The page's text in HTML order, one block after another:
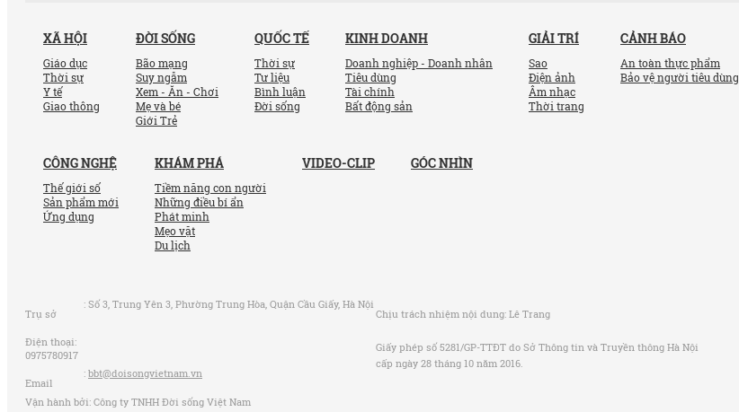
XÃ HỘI
Giáo dục
Thời sự
Y tế
Giao thông
ĐỜI SỐNG
Bão mạng
Suy ngẫm
Xem - Ăn - Chơi
Mẹ và bé
Giới Trẻ
QUỐC TẾ
Thời sự
Tư liệu
Bình luận
Đời sống
KINH DOANH
Doanh nghiệp - Doanh nhân
Tiêu dùng
Tài chính
Bất động sản
GIẢI TRÍ
Sao
Điện ảnh
Âm nhạc
Thời trang
CẢNH BÁO
An toàn thực phẩm
Bảo vệ người tiêu dùng
CÔNG NGHỆ
Thế giới số
Sản phẩm mới
Ứng dụng
KHÁM PHÁ
Tiềm năng con người
Những điều bí ẩn
Phát minh
Mẹo vặt
Du lịch
VIDEO-CLIP GÓC NHÌN
Trụ sở
: Số 3, Trung Yên 3, Phường Trung Hòa, Quận Cầu Giấy, Hà Nội
Điện thoại:
0975780917
Email
: bbt@doisongvietnam.vn
Vận hành bởi: Công ty TNHH Đời sống Việt Nam
Chịu trách nhiệm nội dung: Lê Trang
Giấy phép số 5281/GP-TTĐT do Sở Thông tin và Truyền thông Hà Nội
cấp ngày 28 tháng 10 năm 2016.